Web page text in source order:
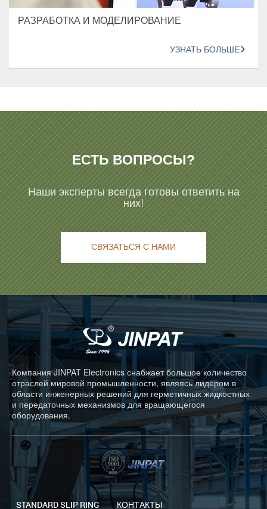
РАЗРАБОТКА И МОДЕЛИРОВАНИЕ
УЗНАТЬ БОЛЬШЕ
ЕСТЬ ВОПРОСЫ?
Наши эксперты всегда готовы ответить на
них!
СВЯЗАТЬСЯ С НАМИ
Компания JINPAT Electronics снабжает большое количество
отраслей мировой промышленности, являясь лидером в
области инженерных решений для герметичных жидкостных
и передаточных механизмов для вращающегося
оборудования.
STANDARD SLIP RING КОНТАКТЫ